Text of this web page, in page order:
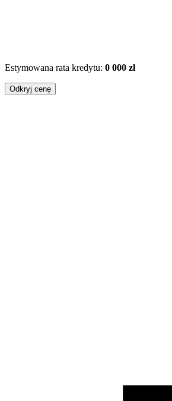
Estymowana rata kredytu: 0 000 zł
Odkryj cenę